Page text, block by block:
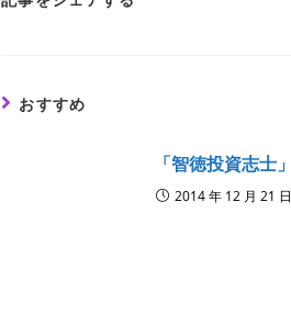
おすすめ
「智徳投資志士」
2014 年 12 月 21 日